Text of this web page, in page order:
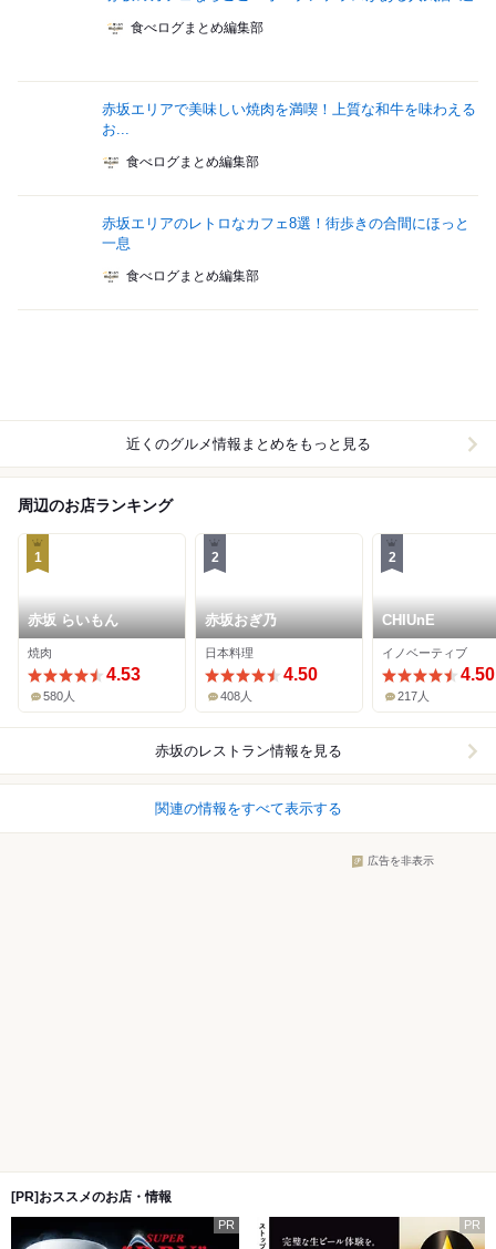
食べログまとめ編集部
赤坂エリアで美味しい焼肉を満喫！上質な和牛を味わえる
お...
食べログまとめ編集部
赤坂エリアのレトロなカフェ8選！街歩きの合間にほっと
一息
食べログまとめ編集部
近くのグルメ情報まとめをもっと見る
周辺のお店ランキング
1
赤坂 らいもん
焼肉
4.53
580人
2
赤坂おぎ乃
日本料理
4.50
408人
2
CHIUnE
イノベーティブ
4.50
217人
赤坂のレストラン情報を見る
関連の情報をすべて表示する
広告を非表示
[PR]おススメのお店・情報
PR PR